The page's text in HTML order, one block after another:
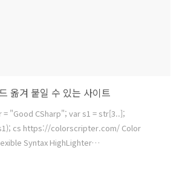
옮겨 붙일 수 있는 사이트
= "Good CSharp"; var s1 = str[3..];
cs https://colorscripter.com/ Color
Syntax HighLighter
... 이거 좋네 ㅋ 전에는 티스토리 편집창을